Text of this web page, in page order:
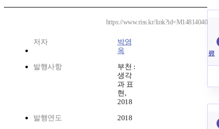
https://www.riss.kr/link?id=M14814040
저자
박영
옥
발행사항
부천 :
생각
과 표
현,
2018
발행연도 2018
료